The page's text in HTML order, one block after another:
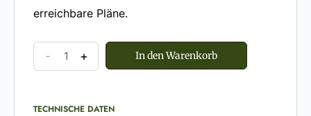
erreichbare Pläne.
- + In den Warenkorb
TECHNISCHE DATEN